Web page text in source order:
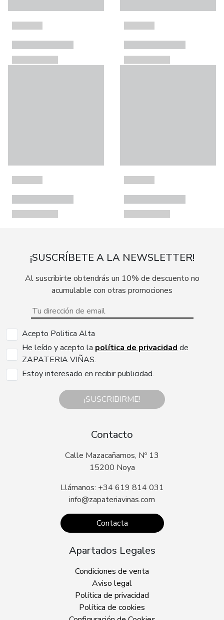
¡SUSCRÍBETE A LA NEWSLETTER!
Al suscribirte obtendrás un 10% de descuento no
acumulable con otras promociones
Acepto Politica Alta
He leído y acepto la política de privacidad de
ZAPATERIA VIÑAS.
Estoy interesado en recibir publicidad.
¡SUSCRIBIRME!
Contacto
Calle Mazacañamos, Nº 13
15200 Noya
Llámanos: +34 619 814 031
info@zapateriavinas.com
Contacta
Apartados Legales
Condiciones de venta
Aviso legal
Política de privacidad
Política de cookies